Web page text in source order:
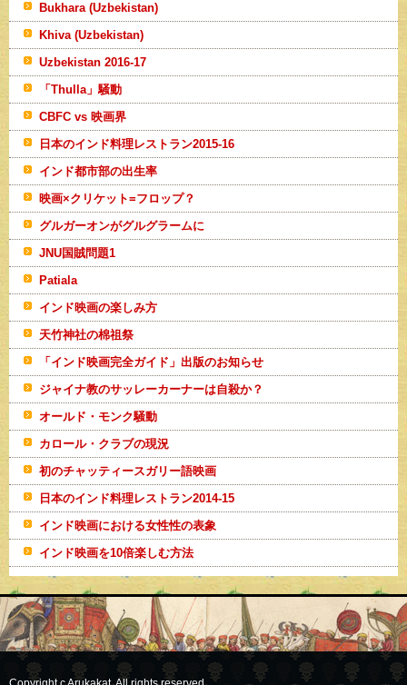
Bukhara (Uzbekistan)
Khiva (Uzbekistan)
Uzbekistan 2016-17
「Thulla」騒動
CBFC vs 映画界
日本のインド料理レストラン2015-16
インド都市部の出生率
映画×クリケット=フロップ？
グルガーオンがグルグラームに
JNU国賊問題1
Patiala
インド映画の楽しみ方
天竹神社の棉祖祭
「インド映画完全ガイド」出版のお知らせ
ジャイナ教のサッレーカーナーは自殺か？
オールド・モンク騒動
カロール・クラブの現況
初のチャッティースガリー語映画
日本のインド料理レストラン2014-15
インド映画における女性性の表象
インド映画を10倍楽しむ方法